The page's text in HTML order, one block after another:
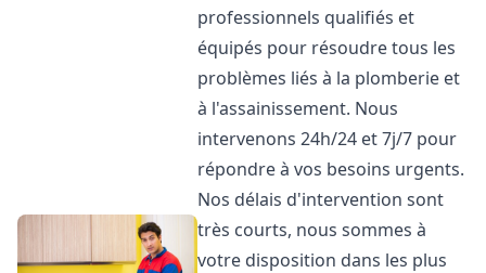
professionnels qualifiés et
équipés pour résoudre tous les
problèmes liés à la plomberie et
à l'assainissement. Nous
intervenons 24h/24 et 7j/7 pour
répondre à vos besoins urgents.
Nos délais d'intervention sont
très courts, nous sommes à
votre disposition dans les plus